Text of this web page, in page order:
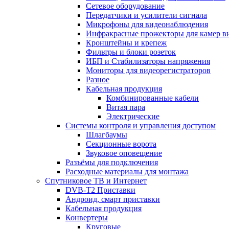
Сетевое оборудование
Передатчики и усилители сигнала
Микрофоны для видеонаблюдения
Инфракрасные прожекторы для камер
Кронштейны и крепеж
Фильтры и блоки розеток
ИБП и Стабилизаторы напряжения
Мониторы для видеорегистраторов
Разное
Кабельная продукция
Комбинированные кабели
Витая пара
Электрические
Системы контроля и управления доступом
Шлагбаумы
Секционные ворота
Звуковое оповещение
Разъёмы для подключения
Расходные материалы для монтажа
Спутниковое ТВ и Интернет
DVB-Т2 Приставки
Андроид, смарт приставки
Кабельная продукция
Конвертеры
Круговые